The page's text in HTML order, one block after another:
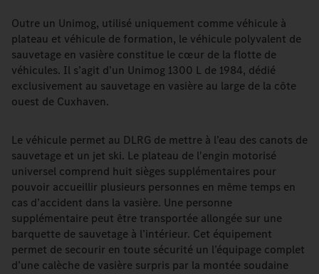
Outre un Unimog, utilisé uniquement comme véhicule à
plateau et véhicule de formation, le véhicule polyvalent de
sauvetage en vasière constitue le cœur de la flotte de
véhicules. Il s’agit d’un Unimog 1300 L de 1984, dédié
exclusivement au sauvetage en vasière au large de la côte
ouest de Cuxhaven.
Le véhicule permet au DLRG de mettre à l’eau des canots de
sauvetage et un jet ski. Le plateau de l'engin motorisé
universel comprend huit sièges supplémentaires pour
pouvoir accueillir plusieurs personnes en même temps en
cas d’accident dans la vasière. Une personne
supplémentaire peut être transportée allongée sur une
barquette de sauvetage à l’intérieur. Cet équipement
permet de secourir en toute sécurité un l’équipage complet
d’une calèche de vasière surpris par la montée soudaine